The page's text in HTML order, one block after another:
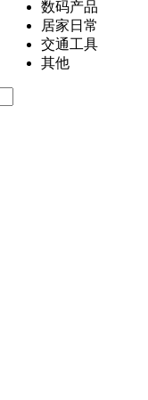
数码产品
居家日常
交通工具
其他